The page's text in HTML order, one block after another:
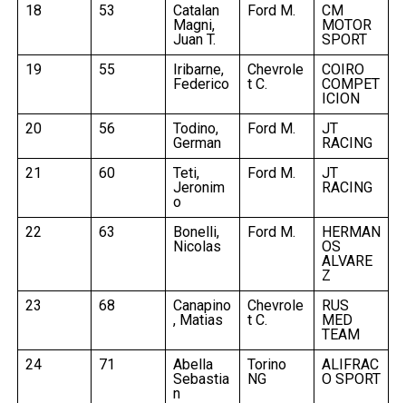
18 53
Catalan
Magni,
Juan T.
Ford M.
CM
MOTOR
SPORT
19
55
Iribarne,
Federico
Chevrole
t C.
COIRO
COMPET
ICION
20
56
Todino,
German
Ford M.
JT
RACING
21
60
Teti,
Jeronim
o
Ford M.
JT
RACING
22 63
Bonelli,
Nicolas
Ford M.
HERMAN
OS
ALVARE
Z
23
68
Canapino
, Matias
Chevrole
t C.
RUS
MED
TEAM
24
71
Abella
Sebastia
n
Torino
NG
ALIFRAC
O SPORT